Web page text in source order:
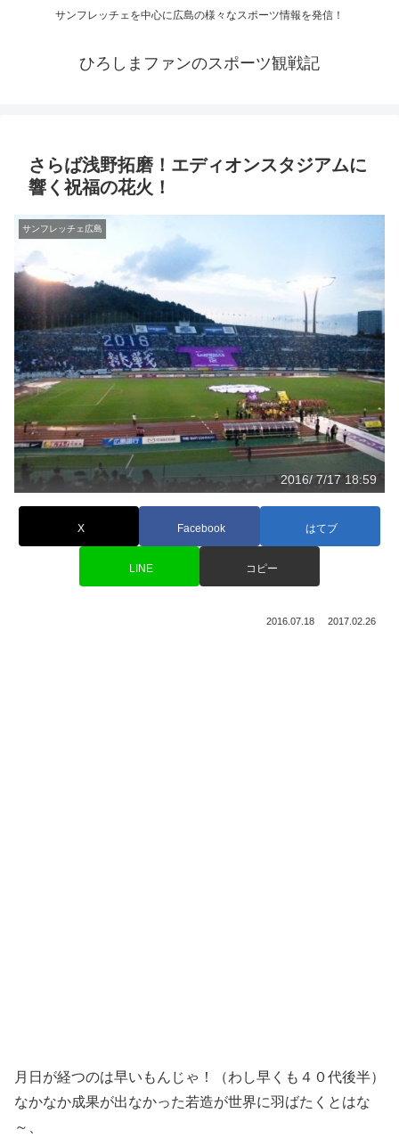
サンフレッチェを中心に広島の様々なスポーツ情報を発信！
ひろしまファンのスポーツ観戦記
さらば浅野拓磨！エディオンスタジアムに
響く祝福の花火！
サンフレッチェ広島
2016/ 7/17 18:59
X Facebook はてブ
LINE コピー
2016.07.18 2017.02.26
月日が経つのは早いもんじゃ！（わし早くも４０代後半）
なかなか成果が出なかった若造が世界に羽ばたくとはな
～、